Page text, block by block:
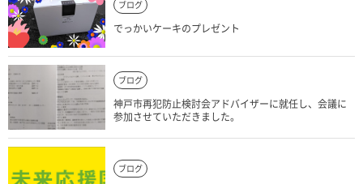
ブログ
でっかいケーキのプレゼント
ブログ
神戸市再犯防止検討会アドバイザーに就任し、会議に
参加させていただきました。
ブログ